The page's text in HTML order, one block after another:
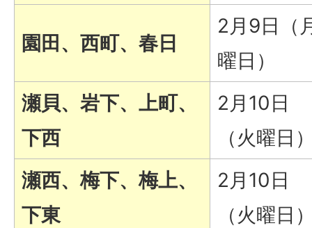
園田、西町、春日
2月9日（
曜日）
瀬貝、岩下、上町、
下西
2月10日
（火曜日
瀬西、梅下、梅上、
下東
2月10日
（火曜日